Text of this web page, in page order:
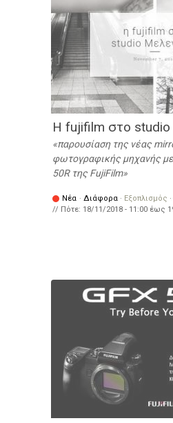
Η fujifilm στο studio
παρουσίαση της νέας
φωτογραφικής μηχανής
50R της FujiFilm
Νέα · Διάφορα · Εξοπλισμός ·
// Πότε: 18/11/2018 - 11:00 έως
Σελίδες